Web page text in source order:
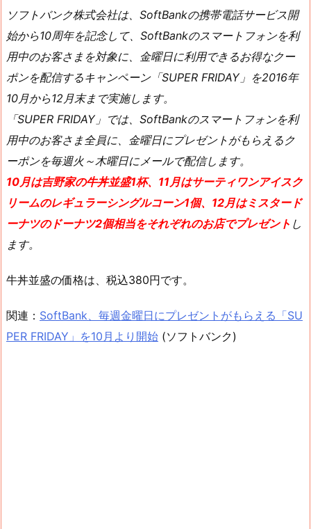
ソフトバンク株式会社は、SoftBankの携帯電話サービス開
始から10周年を記念して、SoftBankのスマートフォンを利
用中のお客さまを対象に、金曜日に利用できるお得なクー
ポンを配信するキャンペーン「SUPER FRIDAY」を2016年
10月から12月末まで実施します。
「SUPER FRIDAY」では、SoftBankのスマートフォンを利
用中のお客さま全員に、金曜日にプレゼントがもらえるク
ーポンを毎週火～木曜日にメールで配信します。
10月は吉野家の牛丼並盛1杯、11月はサーティワンアイスク
リームのレギュラーシングルコーン1個、12月はミスタード
ーナツのドーナツ2個相当をそれぞれのお店でプレゼント し
ます。
牛丼並盛の価格は、税込380円です。
関連： SoftBank、毎週金曜日にプレゼントがもらえる「SU
PER FRIDAY」を10月より開始 (ソフトバンク)